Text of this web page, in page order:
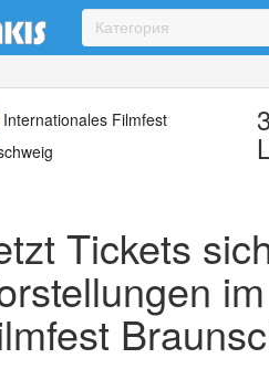
Категория
Internationales Filmfest
Tickets